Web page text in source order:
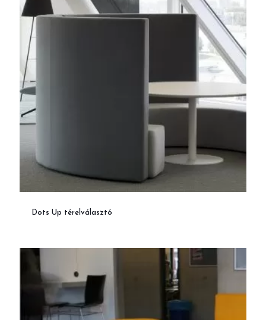
Dots Up térelválasztó